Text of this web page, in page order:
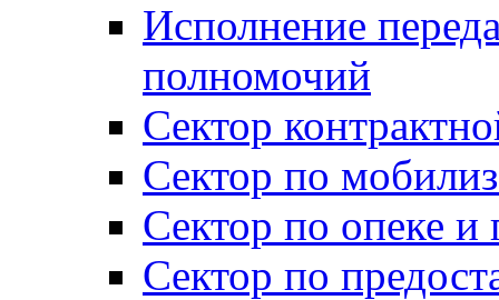
Исполнение
полномочий
Сектор
Сектор по
Сектор по опеке и
Сектор по